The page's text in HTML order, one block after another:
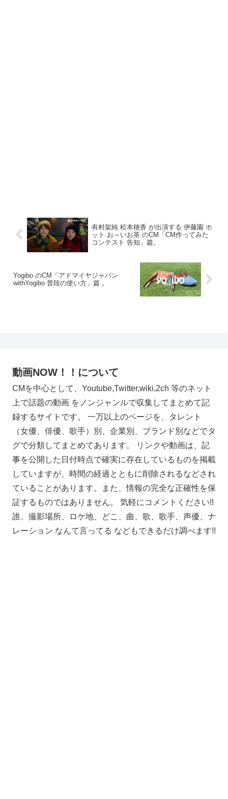
有村架純 松本穂香 が出演する 伊藤園 ホ
ット お～いお茶 のCM「CM作ってみた
コンテスト 告知」篇。
Yogibo のCM「アドマイヤジャパン
withYogibo 普段の使い方」篇 。
動画NOW！！について
CMを中心として、Youtube,Twitter,wiki,2ch 等のネット
上で話題の動画 をノンジャンルで収集してまとめて記
録するサイトです。 一万以上のページを、タレント
（女優、俳優、歌手）別、企業別、ブランド別などでタ
グで分類してまとめてあります。 リンクや動画は、記
事を公開した日付時点で確実に存在しているものを掲載
していますが、時間の経過とともに削除されるなどされ
ていることがあります。また、情報の完全な正確性を保
証するものではありません。 気軽にコメントください!!
誰、撮影場所、ロケ地、どこ、曲、歌、歌手、声優、ナ
レーション なんて言ってる などもできるだけ調べます!!